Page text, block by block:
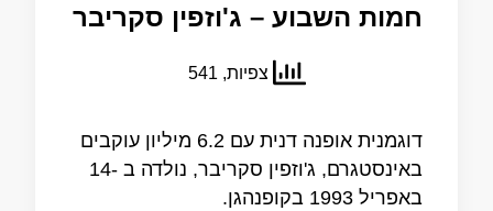
חמות השבוע – ג'וזפין סקריבר
צפיות, 541
דוגמנית אופנה דנית עם 6.2 מיליון עוקבים
באינסטגרם, ג'וזפין סקריבר, נולדה ב -14
באפריל 1993 בקופנהגן.